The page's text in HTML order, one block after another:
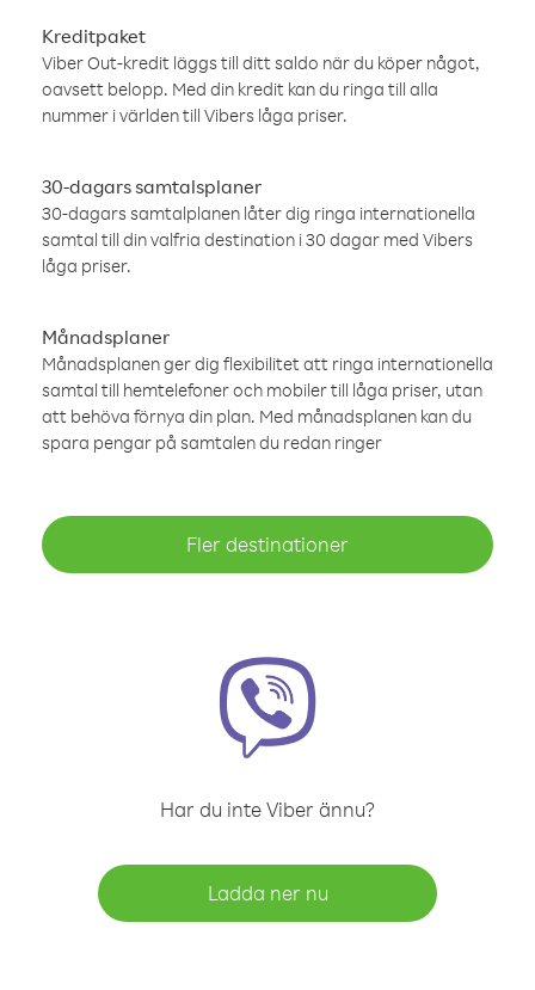
Kreditpaket
Viber Out-kredit läggs till ditt saldo när du köper något,
oavsett belopp. Med din kredit kan du ringa till alla
nummer i världen till Vibers låga priser.
30-dagars samtalsplaner
30-dagars samtalplanen låter dig ringa internationella
samtal till din valfria destination i 30 dagar med Vibers
låga priser.
Månadsplaner
Månadsplanen ger dig flexibilitet att ringa internationella
samtal till hemtelefoner och mobiler till låga priser, utan
att behöva förnya din plan. Med månadsplanen kan du
spara pengar på samtalen du redan ringer
Fler destinationer
Har du inte Viber ännu?
Ladda ner nu